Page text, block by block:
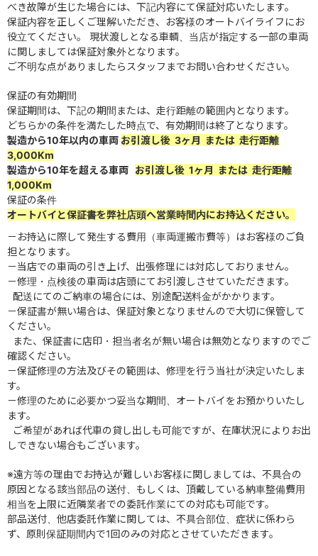
べき故障が生じた場合には、下記内容にて保証対応いたします。
保証内容を正しくご理解いただき、お客様のオートバイライフにお
役立てください。 現状渡しとなる車輌、当店が指定する一部の車両
に関しましては保証対象外となります。
ご不明な点がありましたらスタッフまでお問い合わせください。
保証の有効期間
保証期間は、下記の期間または、走行距離の範囲内となります。
どちらかの条件を満たした時点で、有効期間は終了となります。
製造から10年以内の車両 お引渡し後 3ヶ月 または 走行距離
3,000Km
製造から10年を超える車両 お引渡し後 1ヶ月 または 走行距離
1,000Km
保証の条件
オートバイと保証書を弊社店頭へ営業時間内にお持込ください。
－お持込に際して発生する費用（車両運搬市費等）はお客様のご負
担となります。
－当店での車両の引き上げ、出張修理には対応しておりません。
－修理・点検後の車両は店頭にてお引渡しさせていただきます。
配送にてのご納車の場合には、別途配送料金がかかります。
－保証書が無い場合は、保証対象となりませんので大切に保管して
ください。
また、保証書に店印・担当者名が無い場合は無効となりますのでご
確認ください。
－保証修理の方法及びその範囲は、修理を行う当社が決定いたしま
す。
－修理のために必要かつ妥当な期間、オートバイをお預かりいたし
ます。
ご希望があれば代車の貸し出しも可能ですが、在庫状況によりお出
しできない場合もございます。
※遠方等の理由でお持込が難しいお客様に関しましては、不具合の
原因となる該当部品の送付、もしくは、頂戴している納車整備費用
相当を上限に近隣業者での委託作業にての対応も可能です。
部品送付、他店委託作業に関しては、不具合部位、症状に係わら
ず、原則保証期間内で1回のみの対応とさせていただきます。